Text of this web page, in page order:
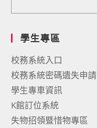
學生專區
校務系統入口
校務系統密碼遺失申請
學生專車資訊
K館訂位系統
失物招領暨惜物專區